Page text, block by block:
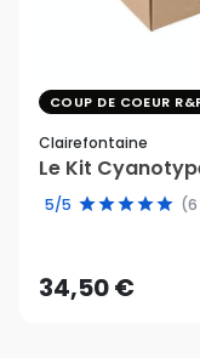
COUP DE COEUR
Clairefontaine
Le Kit
5/5 (6
34,50 €